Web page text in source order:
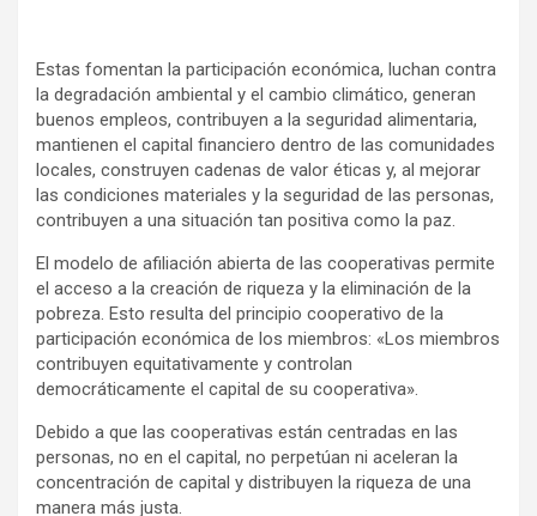
Estas fomentan la participación económica, luchan contra
la degradación ambiental y el cambio climático, generan
buenos empleos, contribuyen a la seguridad alimentaria,
mantienen el capital financiero dentro de las comunidades
locales, construyen cadenas de valor éticas y, al mejorar
las condiciones materiales y la seguridad de las personas,
contribuyen a una situación tan positiva como la paz.
El modelo de afiliación abierta de las cooperativas permite
el acceso a la creación de riqueza y la eliminación de la
pobreza. Esto resulta del principio cooperativo de la
participación económica de los miembros: «Los miembros
contribuyen equitativamente y controlan
democráticamente el capital de su cooperativa».
Debido a que las cooperativas están centradas en las
personas, no en el capital, no perpetúan ni aceleran la
concentración de capital y distribuyen la riqueza de una
manera más justa.